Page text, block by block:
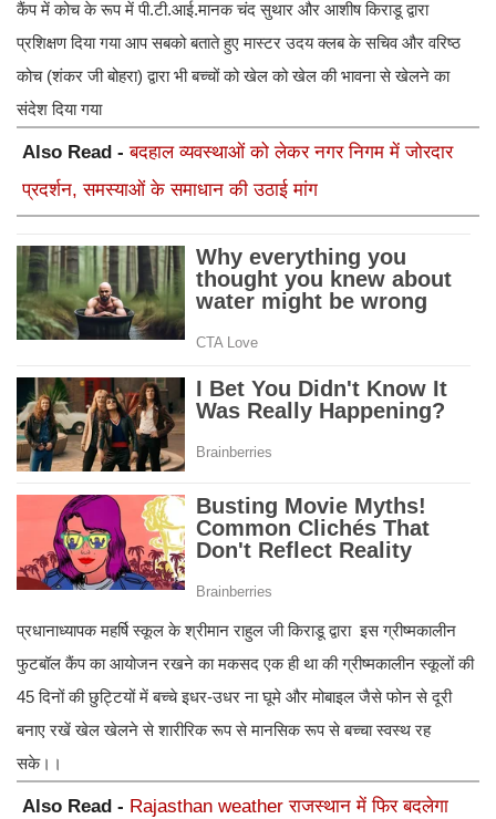
कैंप में कोच के रूप में पी.टी.आई.मानक चंद सुथार और आशीष किराडू द्वारा
प्रशिक्षण दिया गया आप सबको बताते हुए मास्टर उदय क्लब के सचिव और वरिष्ठ
कोच (शंकर जी बोहरा) द्वारा भी बच्चों को खेल को खेल की भावना से खेलने का
संदेश दिया गया
Also Read -बदहाल व्यवस्थाओं को लेकर नगर निगम में जोरदार
प्रदर्शन, समस्याओं के समाधान की उठाई मांग
प्रधानाध्यापक महर्षि स्कूल के श्रीमान राहुल जी किराडू द्वारा इस ग्रीष्मकालीन
फुटबॉल कैंप का आयोजन रखने का मकसद एक ही था की ग्रीष्मकालीन स्कूलों की
45 दिनों की छुट्टियों में बच्चे इधर-उधर ना घूमे और मोबाइल जैसे फोन से दूरी
बनाए रखें खेल खेलने से शारीरिक रूप से मानसिक रूप से बच्चा स्वस्थ रह
सके।।
Also Read - Rajasthan weather राजस्थान में फिर बदलेगा